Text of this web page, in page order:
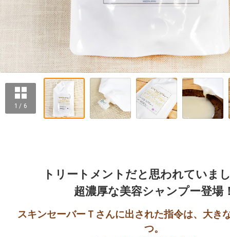
1 / 6
トリートメントだと思われていま
超濃厚な美容シャンプー登場
スキンセーバーＴさんに出された指令は、大き
つ。